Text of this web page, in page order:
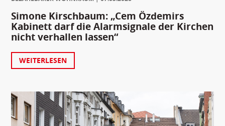
Simone Kirschbaum: „Cem Özdemirs
Kabinett darf die Alarmsignale der Kirchen
nicht verhallen lassen“
WEITERLESEN